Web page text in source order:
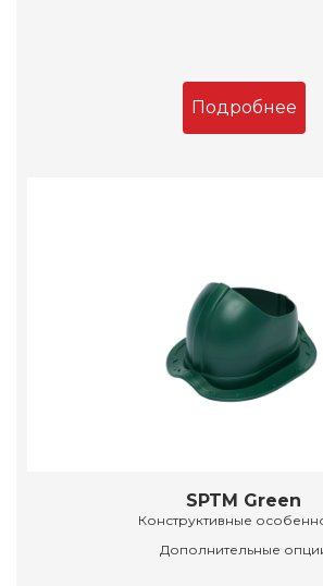
Подробнее
SPTM Green
Конструктивные
Дополнительные